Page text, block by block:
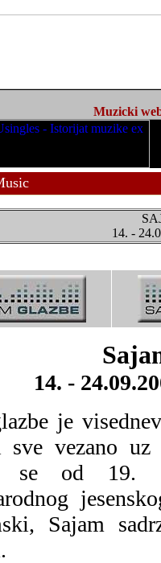
Muzicki
14. -
14. -
je
sve vezano
se od 19.
Sajam